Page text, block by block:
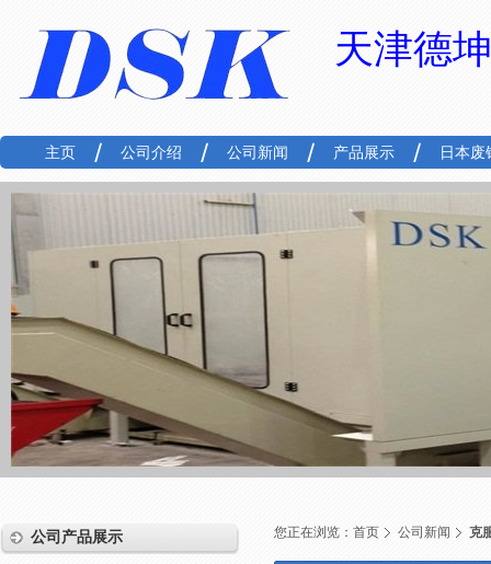
天津德
主页 公司介绍 公司新闻 产品展示 日本废
公司产品展示 您正在浏览： 首页 公司新闻 克